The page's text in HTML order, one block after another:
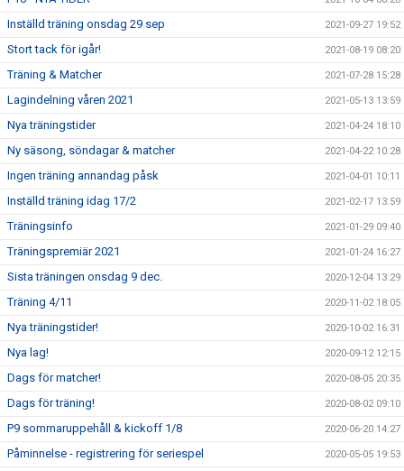
Inställd träning onsdag 29 sep 2021-09-27 19:52
Stort tack för igår! 2021-08-19 08:20
Träning & Matcher 2021-07-28 15:28
Lagindelning våren 2021 2021-05-13 13:59
Nya träningstider 2021-04-24 18:10
Ny säsong, söndagar & matcher 2021-04-22 10:28
Ingen träning annandag påsk 2021-04-01 10:11
Inställd träning idag 17/2 2021-02-17 13:59
Träningsinfo 2021-01-29 09:40
Träningspremiär 2021 2021-01-24 16:27
Sista träningen onsdag 9 dec. 2020-12-04 13:29
Träning 4/11 2020-11-02 18:05
Nya träningstider! 2020-10-02 16:31
Nya lag! 2020-09-12 12:15
Dags för matcher! 2020-08-05 20:35
Dags för träning! 2020-08-02 09:10
P9 sommaruppehåll & kickoff 1/8 2020-06-20 14:27
Påminnelse - registrering för seriespel 2020-05-05 19:53